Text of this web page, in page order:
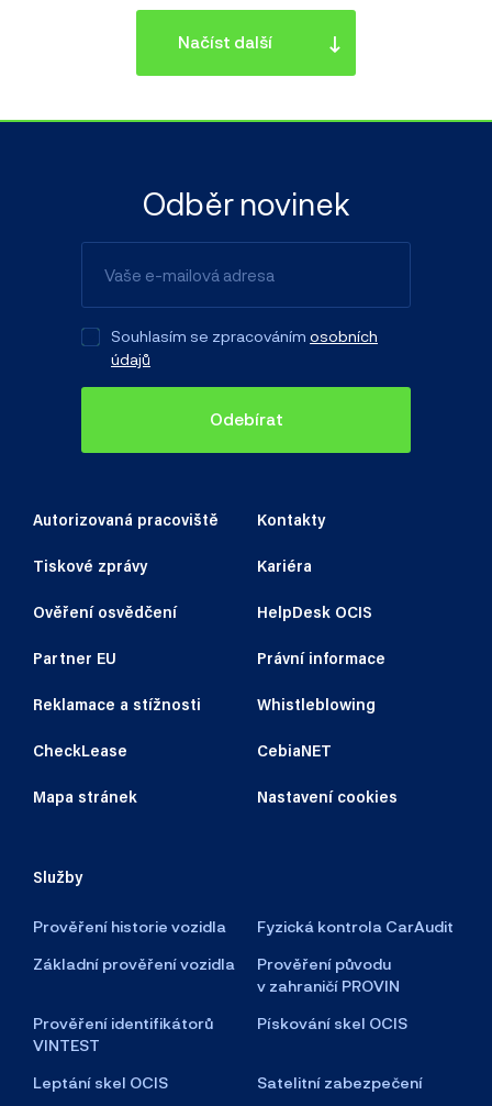
Načíst další
Autorizovaná pracoviště Kontakty
Tiskové zprávy Kariéra
Ověření osvědčení HelpDesk OCIS
Partner EU Právní informace
Reklamace a stížnosti Whistleblowing
CheckLease CebiaNET
Mapa stránek Nastavení cookies
Služby
Prověření historie vozidla
Fyzická kontrola CarAudit
Základní prověření vozidla
Prověření původu
v zahraničí PROVIN
Prověření identifikátorů
VINTEST
Pískování skel OCIS
Leptání skel OCIS Satelitní zabezpečení
Odběr novinek
Souhlasím se zpracováním osobních
údajů
Odebírat